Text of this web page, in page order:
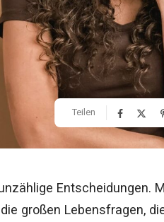
Teilen
Entscheidungen.
großen Lebensfragen,